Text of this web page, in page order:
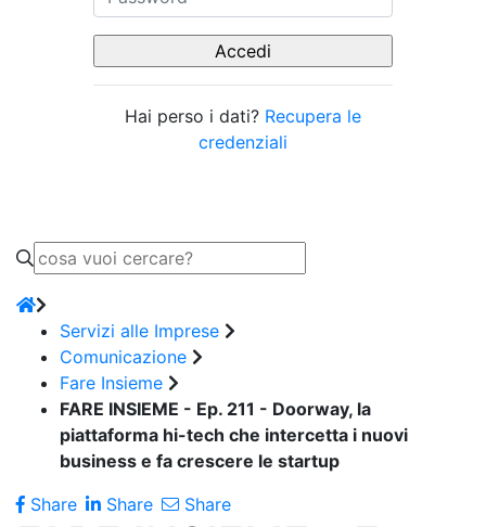
Hai perso i dati? Recupera le
credenziali
Servizi alle Imprese
Comunicazione
Fare Insieme
FARE INSIEME - Ep. 211 - Doorway, la
piattaforma hi-tech che intercetta i nuovi
business e fa crescere le startup
Share
Share Share